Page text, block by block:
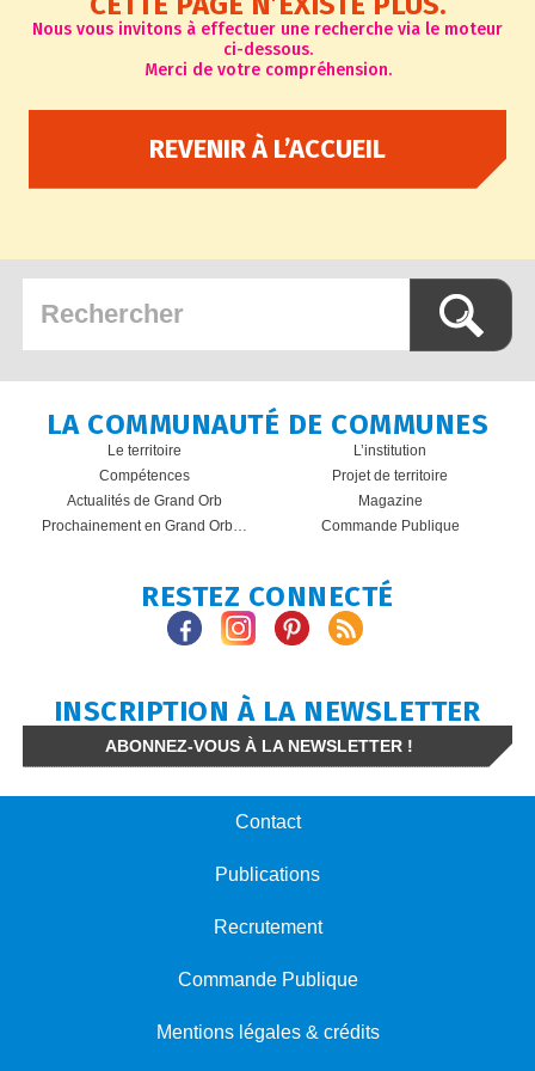
Nous vous invitons à effectuer une recherche via le moteur
ci-dessous.
Merci de votre compréhension.
REVENIR À L’ACCUEIL
LA COMMUNAUTÉ DE COMMUNES
Le territoire
L’institution
Compétences
Projet de territoire
Actualités de Grand Orb
Magazine
Prochainement en Grand Orb…
Commande Publique
RESTEZ CONNECTÉ
INSCRIPTION À LA NEWSLETTER
ABONNEZ-VOUS À LA NEWSLETTER !
Contact
Publications
Recrutement
Commande Publique
Mentions légales & crédits